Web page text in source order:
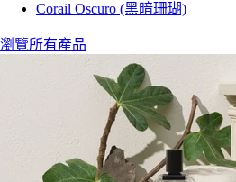
Corail Oscuro (黑暗珊瑚)
瀏覽所有產品